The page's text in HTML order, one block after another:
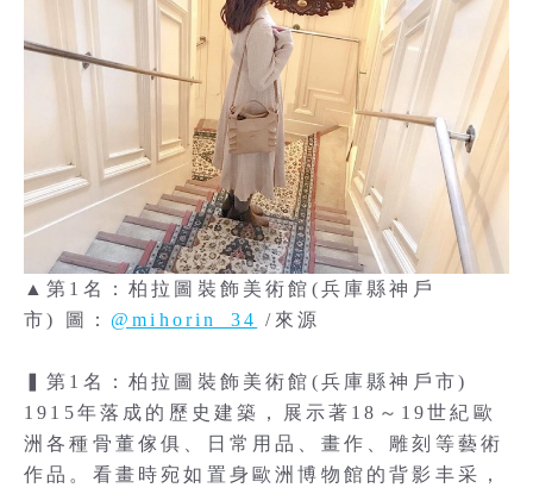
▲第1名：柏拉圖裝飾美術館(兵庫縣神戶
市) 圖： @mihorin_34 /來源
▍第1名：柏拉圖裝飾美術館(兵庫縣神戶市)
1915年落成的歷史建築，展示著18～19世紀歐
洲各種骨董傢俱、日常用品、畫作、雕刻等藝術
作品。看畫時宛如置身歐洲博物館的背影丰采，